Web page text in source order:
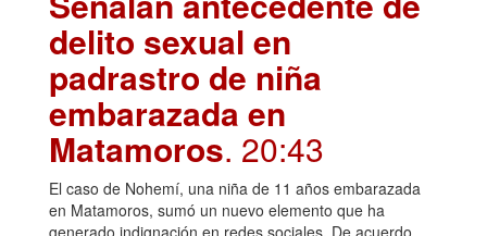
delito sexual en
padrastro de niña
embarazada en
Matamoros. 20:43
El caso de Nohemí, una niña de 11 años embarazada
en Matamoros, sumó un nuevo elemento que ha